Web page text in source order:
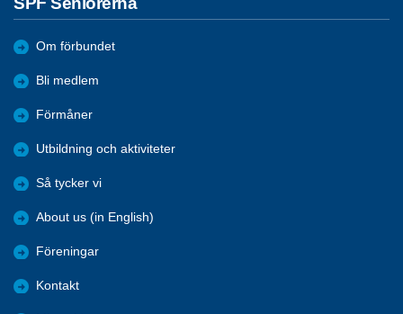
Om förbundet
Bli medlem
Förmåner
Utbildning och aktiviteter
Så tycker vi
About us (in English)
Föreningar
Kontakt